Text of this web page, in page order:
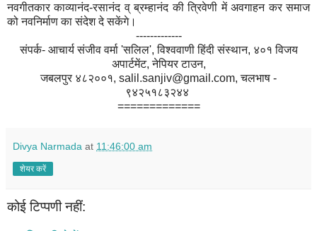
नवगीतकार काव्यानंद-रसानंद व् ब्रम्हानंद की त्रिवेणी में अवगाहन कर समाज
को नवनिर्माण का संदेश दे सकेंगे।
-------------
संपर्क- आचार्य संजीव वर्मा 'सलिल', विश्ववाणी हिंदी संस्थान, ४०१ विजय
अपार्टमेंट, नेपियर टाउन,
जबलपुर ४८२००१, salil.sanjiv@gmail.com, चलभाष -
९४२५१८३२४४
=============
Divya Narmada at 11:46:00 am
शेयर करें
कोई टिप्पणी नहीं: